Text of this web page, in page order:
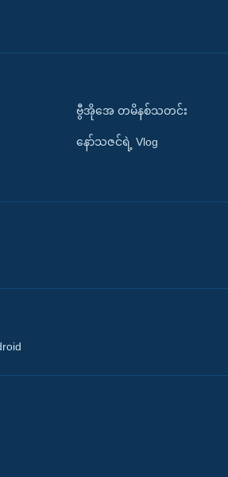
ဗွီအိုအေ တမိနစ်သတင်း
နော်သဇင်ရဲ့ Vlog